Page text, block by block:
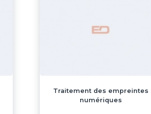
Traitement des empreintes
numériques